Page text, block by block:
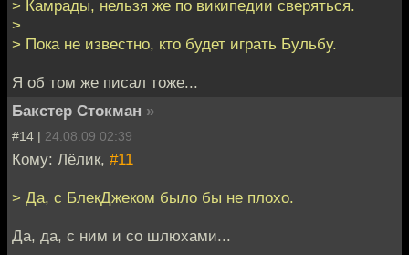
> Камрады, нельзя же по википедии сверяться.
>
> Пока не известно, кто будет играть Бульбу.
Я об том же писал тоже...
Бакстер Стокман »
#14 | 24.08.09 02:39
Кому: Лёлик, #11
> Да, с БлекДжеком было бы не плохо.
Да, да, с ним и со шлюхами...